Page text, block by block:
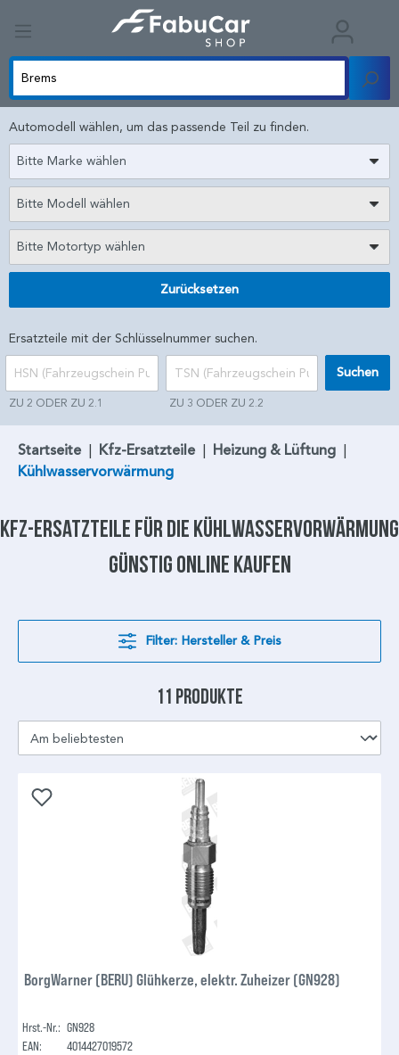
Automodell wählen, um das passende Teil zu finden.
Bitte Marke wählen
Bitte Modell wählen
Bitte Motortyp wählen
Zurücksetzen
Ersatzteile mit der Schlüsselnummer suchen.
ZU 2 ODER ZU 2.1 ZU 3 ODER ZU 2.2
Suchen
Startseite | Kfz-Ersatzteile | Heizung & Lüftung |
Kühlwasservorwärmung
Kfz-Ersatzteile für die Kühlwasservorwärmung
günstig online kaufen
Filter: Hersteller & Preis
11 Produkte
BorgWarner (BERU) Glühkerze, elektr. Zuheizer (GN928)
Hrst.-Nr.: GN928
EAN:
4014427019572